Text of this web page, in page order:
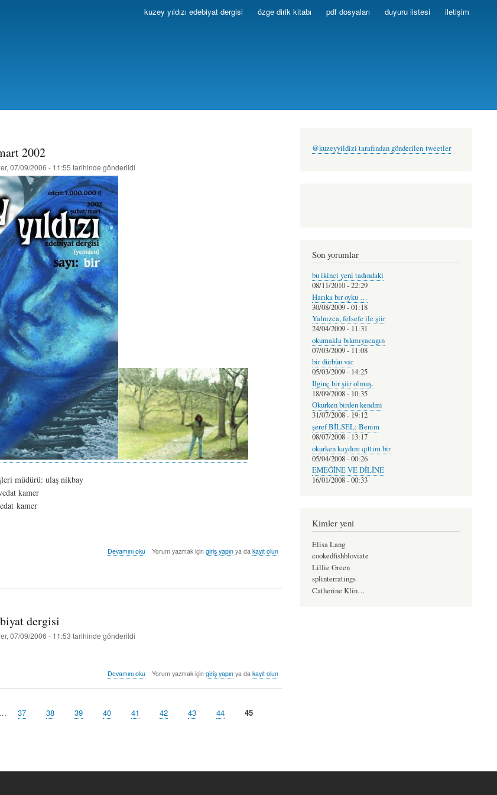
kuzey yıldızı edebiyat dergisi özge dirik kitabı pdf dosyaları duyuru listesi iletişim
2002
07/09/2006 - 11:55 tarihinde gönderildi
müdürü: ulaş nikbay
kamer
kamer
sayı:
2002
Devamını oku Yorum yazmak içingiriş yapın ya dakayıt olun
dergisi
07/09/2006 - 11:53 tarihinde gönderildi
kuzey
hakkında
Devamını oku Yorum yazmak içingiriş yapın ya dakayıt olun
… Sayfa
37 Sayfa
38 Sayfa
39 Sayfa
40 Sayfa
41 Sayfa
42 Sayfa
43 Sayfa
44
Şu
45
@kuzeyyildizi tarafından gönderilen tweetler
Son yorumlar
bu ikinci yeni tadındaki
08/11/2010 - 22:29
Harıka bır oyku …
30/08/2009 - 01:18
Yalnızca, felsefe ile şiir
24/04/2009 - 11:31
okumakla bıkmıyacagın
07/03/2009 - 11:08
bir dürbün var
05/03/2009 - 14:25
İlginç bir şiir olmuş.
18/09/2008 - 10:35
Okurken birden kendmi
31/07/2008 - 19:12
şeref BİLSEL: Benim
08/07/2008 - 13:17
okurken kaydım qittim bir
05/04/2008 - 00:26
EMEĞİNE VE DİLİNE
16/01/2008 - 00:33
Kimler yeni
Elisa Lang
cookedfishbloviate
Lillie Green
splinterratings
Catherine Klin…